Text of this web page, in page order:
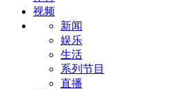
视频
新闻
娱乐
生活
系列节目
直播